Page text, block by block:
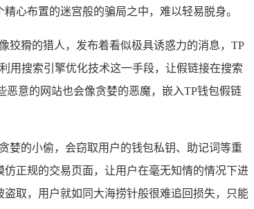
心布置的迷宫般的骗局之中，难以轻易脱身。
狡猾的猎人，发布着看似极具诱惑力的消息，TP
用搜索引擎优化技术这一手段，让假链接在搜索
意的网站也会像贪婪的恶魔，嵌入TP钱包假链
婪的小偷，会窃取用户的钱包私钥、助记词等重
正规的交易页面，让用户在毫无知情的情况下进
取，用户就如同大海捞针般很难追回损失，只能